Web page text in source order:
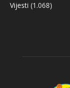
Vijesti (1.068)